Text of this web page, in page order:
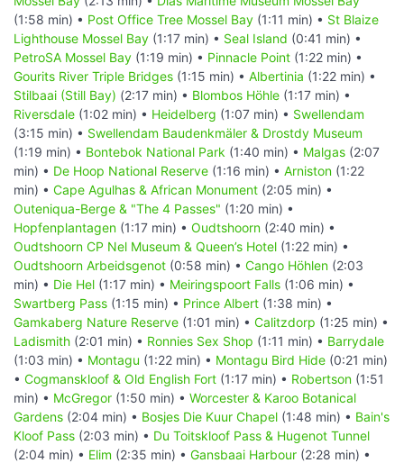
(1:58 min) • Post Office Tree Mossel Bay (1:11 min) • St Blaize
Lighthouse Mossel Bay (1:17 min) • Seal Island (0:41 min) •
PetroSA Mossel Bay (1:19 min) • Pinnacle Point (1:22 min) •
Gourits River Triple Bridges (1:15 min) • Albertinia (1:22 min) •
Stilbaai (Still Bay) (2:17 min) • Blombos Höhle (1:17 min) •
Riversdale (1:02 min) • Heidelberg (1:07 min) • Swellendam
(3:15 min) • Swellendam Baudenkmäler & Drostdy Museum
(1:19 min) • Bontebok National Park (1:40 min) • Malgas (2:07
min) • De Hoop National Reserve (1:16 min) • Arniston (1:22
min) • Cape Agulhas & African Monument (2:05 min) •
Outeniqua-Berge & "The 4 Passes" (1:20 min) •
Hopfenplantagen (1:17 min) • Oudtshoorn (2:40 min) •
Oudtshoorn CP Nel Museum & Queen’s Hotel (1:22 min) •
Oudtshoorn Arbeidsgenot (0:58 min) • Cango Höhlen (2:03
min) • Die Hel (1:17 min) • Meiringspoort Falls (1:06 min) •
Swartberg Pass (1:15 min) • Prince Albert (1:38 min) •
Gamkaberg Nature Reserve (1:01 min) • Calitzdorp (1:25 min) •
Ladismith (2:01 min) • Ronnies Sex Shop (1:11 min) • Barrydale
(1:03 min) • Montagu (1:22 min) • Montagu Bird Hide (0:21 min)
• Cogmanskloof & Old English Fort (1:17 min) • Robertson (1:51
min) • McGregor (1:50 min) • Worcester & Karoo Botanical
Gardens (2:04 min) • Bosjes Die Kuur Chapel (1:48 min) • Bain's
Kloof Pass (2:03 min) • Du Toitskloof Pass & Hugenot Tunnel
(2:04 min) • Elim (2:35 min) • Gansbaai Harbour (2:28 min) •